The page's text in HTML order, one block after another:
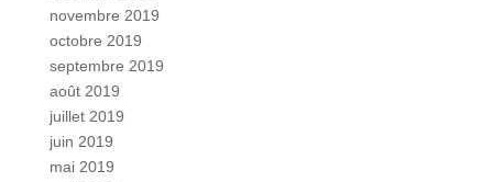
novembre 2019
octobre 2019
septembre 2019
août 2019
juillet 2019
juin 2019
mai 2019